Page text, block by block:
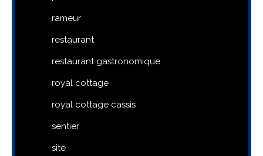
rameur
restaurant
restaurant gastronomique
royal cottage
royal cottage cassis
sentier
site